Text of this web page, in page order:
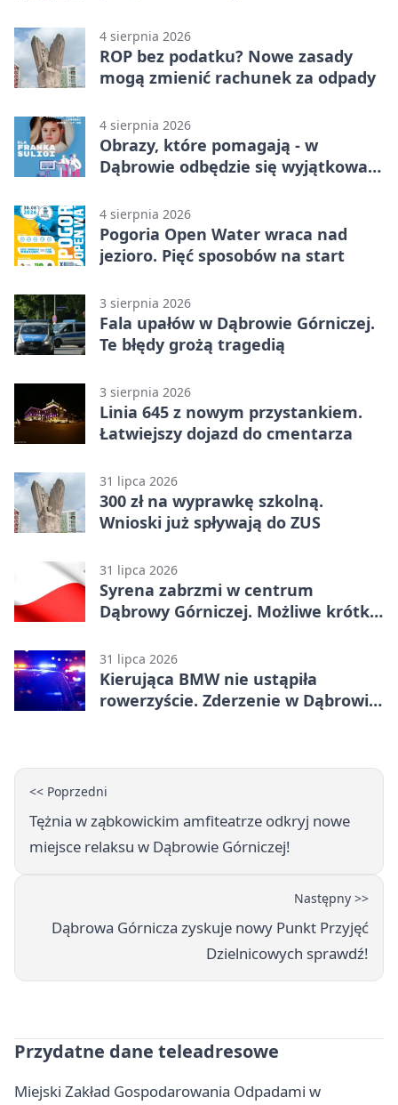
4 sierpnia 2026
ROP bez podatku? Nowe zasady
mogą zmienić rachunek za odpady
4 sierpnia 2026
Obrazy, które pomagają - w
Dąbrowie odbędzie się wyjątkowa
4 sierpnia 2026
Pogoria Open Water wraca nad
jezioro. Pięć sposobów na start
3 sierpnia 2026
Fala upałów w Dąbrowie Górniczej.
Te błędy grożą tragedią
3 sierpnia 2026
Linia 645 z nowym przystankiem.
Łatwiejszy dojazd do cmentarza
31 lipca 2026
300 zł na wyprawkę szkolną.
Wnioski już spływają do ZUS
31 lipca 2026
Syrena zabrzmi w centrum
Dąbrowy Górniczej. Możliwe krótkie
31 lipca 2026
Kierująca BMW nie ustąpiła
rowerzyście. Zderzenie w Dąbrowie
<< Poprzedni
Tężnia w ząbkowickim amfiteatrze odkryj nowe
miejsce relaksu w Dąbrowie Górniczej!
Następny >>
Dąbrowa Górnicza zyskuje nowy Punkt Przyjęć
Dzielnicowych sprawdź!
Przydatne dane teleadresowe
Miejski Zakład Gospodarowania Odpadami w